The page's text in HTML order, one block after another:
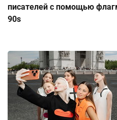
писателей с помощью
90s